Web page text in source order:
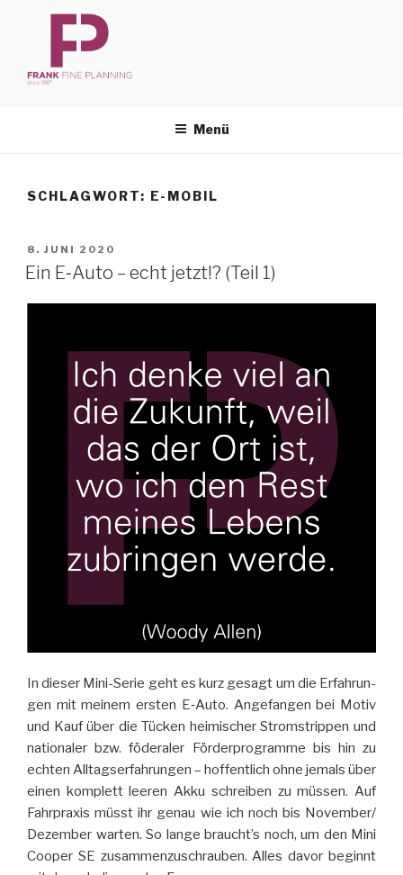
Menü
SCHLAGWORT: E-MOBIL
VERÖFFENTLICHT
AM
8. JUNI 2020
Ein E‑Auto – echt jetzt!? (Teil 1)
In die­ser Mini-Se­rie geht es kurz ge­sagt um die Er­fah­run­
gen mit mei­nem ers­ten E‑Auto. An­ge­fan­gen bei Mo­tiv
und Kauf über die Tü­cken hei­mi­scher Strom­strip­pen und
na­tio­na­ler bzw. fö­de­ra­ler För­der­pro­gramme bis hin zu
ech­ten All­tags­er­fah­run­gen – hof­fent­lich ohne je­mals über
ei­nen kom­plett lee­ren Akku schrei­ben zu müs­sen. Auf
Fahr­pra­xis müsst ihr ge­nau wie ich noch bis November/​
Dezember war­ten. So lange braucht’s noch, um den Mini
Coo­per SE zu­sam­men­zu­schrau­ben. Al­les da­vor be­ginnt